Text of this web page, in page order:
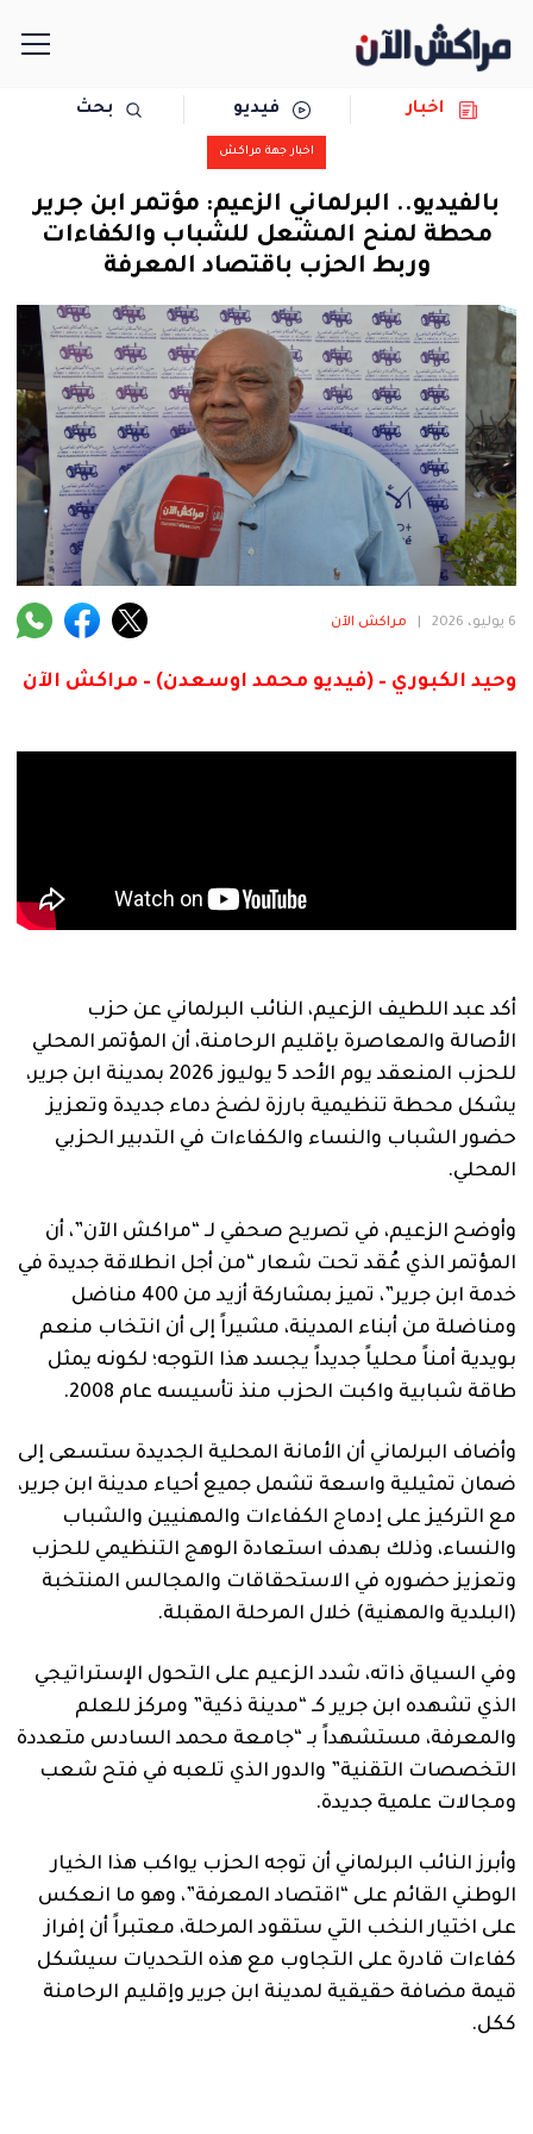
مجتمع
سياسة
رياضة
حوادث
دولية
المرأة
فنية
اخبار فيديو بحث
اخبار جهة مراكش
بالفيديو.. البرلماني الزعيم: مؤتمر ابن جرير
محطة لمنح المشعل للشباب والكفاءات
وربط الحزب باقتصاد المعرفة
6 يوليو، 2026 مراكش الآن
وحيد الكبوري – (فيديو محمد اوسعدن) – مراكش الآن
أكد عبد اللطيف الزعيم، النائب البرلماني عن حزب
الأصالة والمعاصرة بإقليم الرحامنة، أن المؤتمر المحلي
للحزب المنعقد يوم الأحد 5 يوليوز 2026 بمدينة ابن جرير،
يشكل محطة تنظيمية بارزة لضخ دماء جديدة وتعزيز
حضور الشباب والنساء والكفاءات في التدبير الحزبي
المحلي.
وأوضح الزعيم، في تصريح صحفي لـ “مراكش الآن”، أن
المؤتمر الذي عُقد تحت شعار “من أجل انطلاقة جديدة في
خدمة ابن جرير”، تميز بمشاركة أزيد من 400 مناضل
ومناضلة من أبناء المدينة، مشيراً إلى أن انتخاب منعم
بويدية أمناً محلياً جديداً يجسد هذا التوجه؛ لكونه يمثل
طاقة شبابية واكبت الحزب منذ تأسيسه عام 2008.
وأضاف البرلماني أن الأمانة المحلية الجديدة ستسعى إلى
ضمان تمثيلية واسعة تشمل جميع أحياء مدينة ابن جرير،
مع التركيز على إدماج الكفاءات والمهنيين والشباب
والنساء، وذلك بهدف استعادة الوهج التنظيمي للحزب
وتعزيز حضوره في الاستحقاقات والمجالس المنتخبة
(البلدية والمهنية) خلال المرحلة المقبلة.
وفي السياق ذاته، شدد الزعيم على التحول الإستراتيجي
الذي تشهده ابن جرير كـ “مدينة ذكية” ومركز للعلم
والمعرفة، مستشهداً بـ “جامعة محمد السادس متعددة
التخصصات التقنية” والدور الذي تلعبه في فتح شعب
ومجالات علمية جديدة.
وأبرز النائب البرلماني أن توجه الحزب يواكب هذا الخيار
الوطني القائم على “اقتصاد المعرفة”، وهو ما انعكس
على اختيار النخب التي ستقود المرحلة، معتبراً أن إفراز
كفاءات قادرة على التجاوب مع هذه التحديات سيشكل
قيمة مضافة حقيقية لمدينة ابن جرير وإقليم الرحامنة
ككل.